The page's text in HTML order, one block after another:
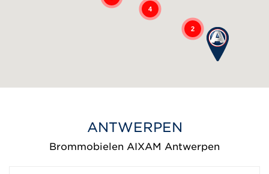
4
2
ANTWERPEN
Brommobielen AIXAM Antwerpen